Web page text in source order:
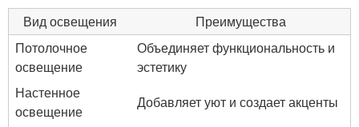
Вид освещения
Преимущества
Потолочное
освещение
Объединяет функциональность и
эстетику
Настенное
освещение
Добавляет уют и создает акценты